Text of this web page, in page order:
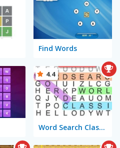
Find Words
Word Search Classic
4.4